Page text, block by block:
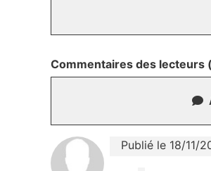
Commentaires des lecteurs
Publié le 18/11/